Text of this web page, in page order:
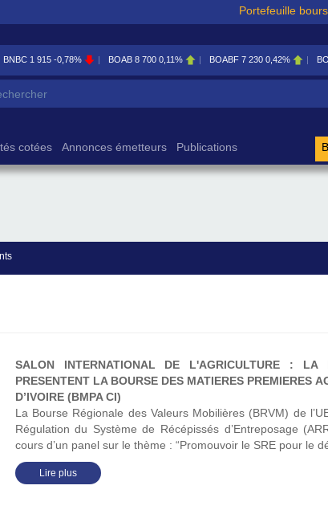
Portefeuille
1 915 -0,78% BOAB 8 700 0,11% BOABF 7 230 0,42% BOAC
de recherche
cotées Annonces émetteurs Publications
SALON INTERNATIONAL DE L'AGRICULTURE : LA
PRESENTENT LA BOURSE DES MATIERES PREMIERES
D’IVOIRE (BMPA CI)
La Bourse Régionale des Valeurs Mobilières (BRVM) de
Régulation du Système de Récépissés d’Entreposage
cours d’un panel sur le thème : “Promouvoir le SRE pour le
Lire plus